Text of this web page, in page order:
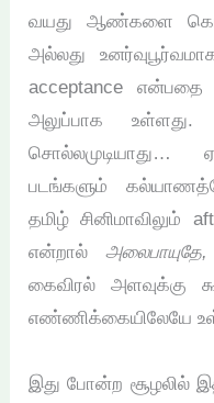
வயது ஆண்களை
அல்லது
acceptance என்பதை
அலுப்பாக
படங்களும்
தமிழ் சினிமாவிலும்
என்றால்
கைவிரல் அளவுக்கு
எண்ணிக்கையிலேயே
இது போன்ற சூழலில்